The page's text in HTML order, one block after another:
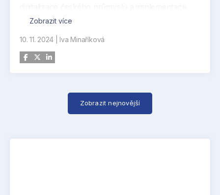
moderních technologických řešení s využitím 5G
Dotační program MPO umožňuje firmám získat
finanční podporu pro nákup hardware, software
pro navýšení konkurenceschopnosti. Aktuálně
probíhá již třetí kolo programu, do něhož se
české průmyslové podniky mohou hlásit až do
Zobrazit více
10. 11. 2024 Iva Minaříková
Zobrazit nejnovější